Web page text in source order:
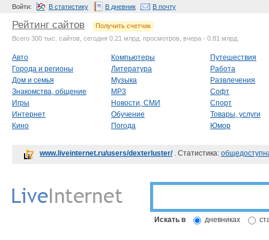
Войти: В статистику В дневник В почту
Рейтинг сайтов
Получить счетчик
Всего 300 тыс. сайтов, сегодня 0.21 млрд. просмотров, вчера - 0.81 млрд.
Авто
Города и регионы
Дом и семья
Знакомства, общение
Игры
Интернет
Кино
Компьютеры
Литература
Музыка
MP3
Новости, СМИ
Обучение
Погода
Путешествия
Работа
Развлечения
Софт
Спорт
Товары, услуги
Юмор
www.liveinternet.ru/users/dexterluster/. Статистика:
Искать в дневниках